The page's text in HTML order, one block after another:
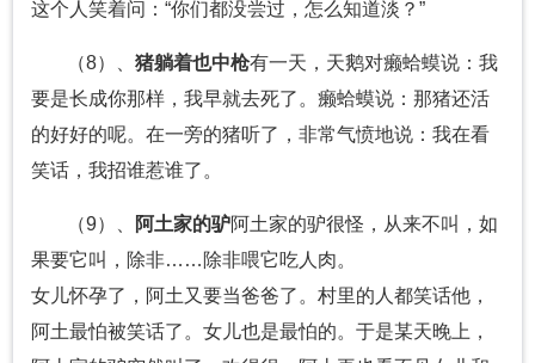
这个人笑着问：“你们都没尝过，怎么知道淡？”
（8）、 猪躺着也中枪有一天，天鹅对癞蛤蟆说：我
要是长成你那样，我早就去死了。癞蛤蟆说：那猪还活
的好好的呢。在一旁的猪听了，非常气愤地说：我在看
笑话，我招谁惹谁了。
（9）、 阿土家的驴阿土家的驴很怪，从来不叫，如
果要它叫，除非……除非喂它吃人肉。
女儿怀孕了，阿土又要当爸爸了。村里的人都笑话他，
阿土最怕被笑话了。女儿也是最怕的。于是某天晚上，